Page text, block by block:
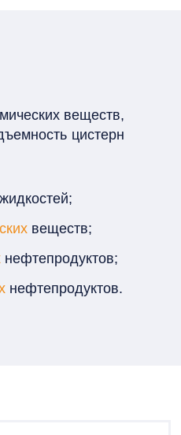
веществ,
цистерн
жидкостей;
веществ;
нефтепродуктов;
нефтепродуктов.